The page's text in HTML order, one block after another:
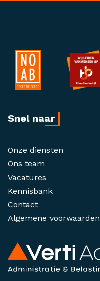
Snel naar
Onze diensten
Ons team
Vacatures
Kennisbank
Contact
Algemene voorwaarden